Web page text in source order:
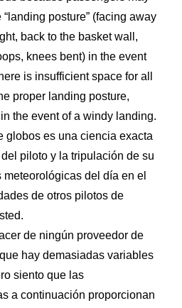
posture” (facing away
back to the basket wall,
knees bent) in the event
is insufficient space for all
proper landing posture,
the event of a windy landing.
globos es una ciencia exacta
piloto y la tripulación de su
del día en el
de otros pilotos de
de ningún proveedor de
hay demasiadas variables
siento que las
a continuación proporcionan